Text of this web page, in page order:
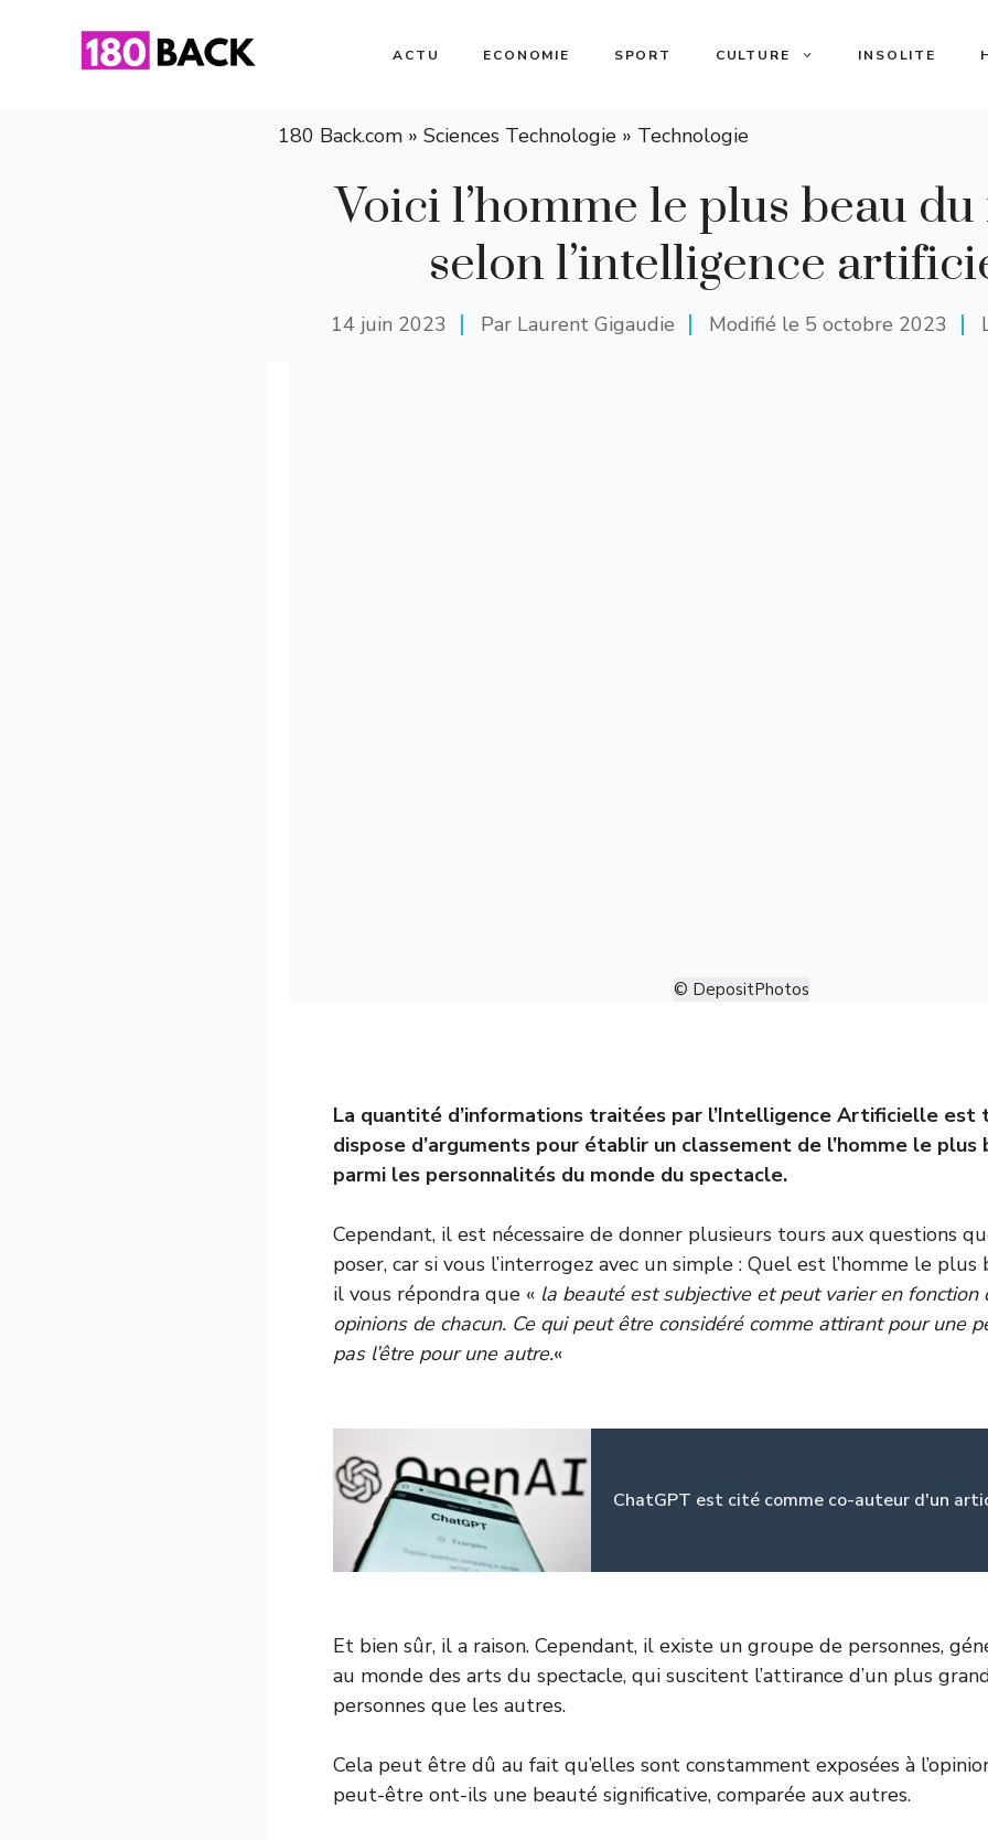
ACTU ECONOMIE SPORT CULTURE INSOLITE
180 Back.com » Sciences Technologie » Technologie
Voici l’homme le plus beau
selon l’intelligence
14 juin 2023 Par Laurent Gigaudie Modifié le 5 octobre 2023
© DepositPhotos
La quantité d’informations traitées par l’Intelligence Artificielle est
dispose d’arguments pour établir un classement de l’homme le plus
parmi les personnalités du monde du spectacle.
Cependant, il est nécessaire de donner plusieurs tours aux questions
poser, car si vous l’interrogez avec un simple : Quel est l’homme le plus
il vous répondra que « la beauté est subjective et peut varier en fonction
opinions de chacun. Ce qui peut être considéré comme attirant pour une
pas l’être pour une autre.«
ChatGPT est cité comme co-auteur d'un
Et bien sûr, il a raison. Cependant, il existe un groupe de personnes,
au monde des arts du spectacle, qui suscitent l’attirance d’un plus
personnes que les autres.
Cela peut être dû au fait qu’elles sont constamment exposées à
peut-être ont-ils une beauté significative, comparée aux autres.